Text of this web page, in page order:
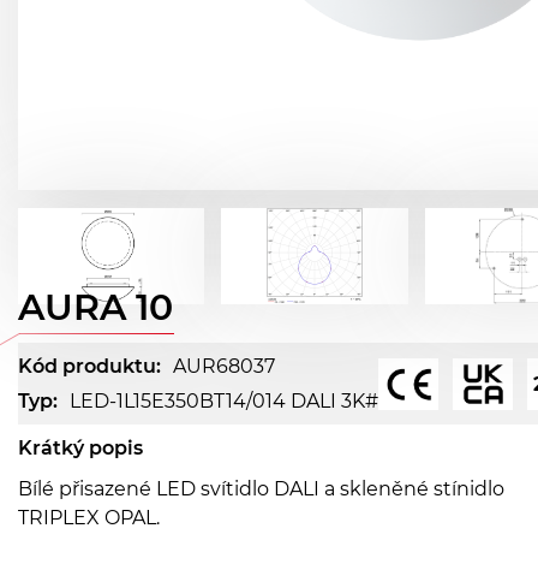
AURA 10
Kód produktu: AUR68037
Typ: LED-1L15E350BT14/014 DALI 3K#
Krátký popis
Bílé přisazené LED svítidlo DALI a skleněné stínidlo
TRIPLEX OPAL.